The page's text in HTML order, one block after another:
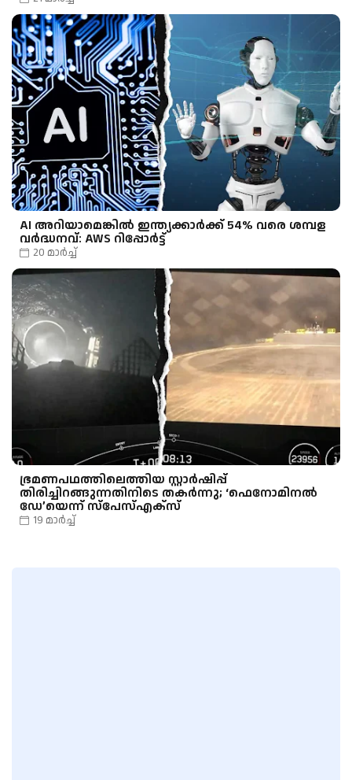
AI അറിയാമെങ്കിൽ ഇന്ത്യക്കാർക്ക് 54% വരെ ശമ്പള
വർദ്ധനവ്: AWS റിപ്പോർട്ട്
20 മാർച്ച്
ഭ്രമണപഥത്തിലെത്തിയ സ്റ്റാർഷിപ്പ്
തിരിച്ചിറങ്ങുന്നതിനിടെ തകർന്നു; ‘ഫെനോമിനൽ
ഡേ’യെന്ന് സ്പേസ്എക്സ്
19 മാർച്ച്